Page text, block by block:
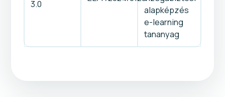
3.0
alapképzés
e-learning
tananyag